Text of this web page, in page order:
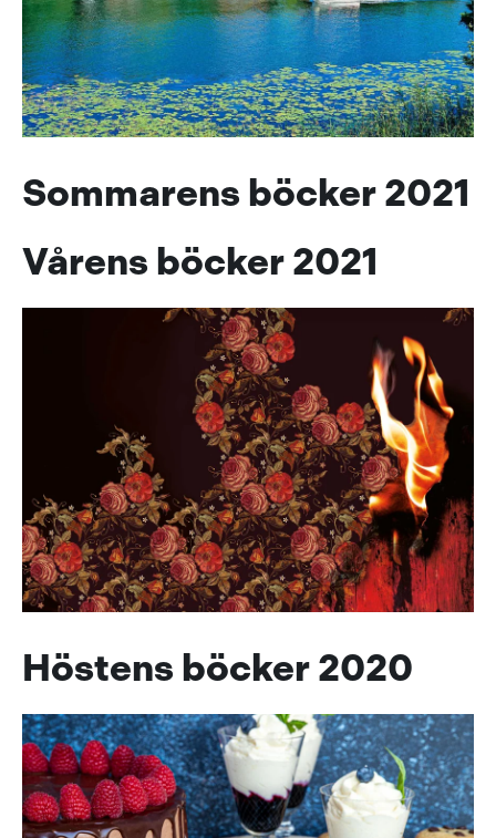
Sommarens böcker 2021
Vårens böcker 2021
Höstens böcker 2020